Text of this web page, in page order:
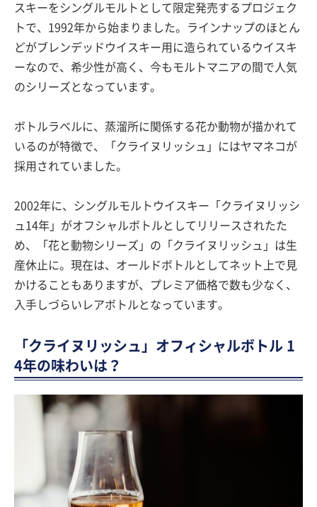
スキーをシングルモルトとして限定発売するプロジェク
トで、1992年から始まりました。ラインナップのほとん
どがブレンデッドウイスキー用に造られているウイスキ
ーなので、希少性が高く、今もモルトマニアの間で人気
のシリーズとなっています。
ボトルラベルに、蒸溜所に関係する花か動物が描かれて
いるのが特徴で、「クライヌリッシュ」にはヤマネコが
採用されていました。
2002年に、シングルモルトウイスキー「クライヌリッシ
ュ14年」がオフシャルボトルとしてリリースされたた
め、「花と動物シリーズ」の「クライヌリッシュ」は生
産休止に。現在は、オールドボトルとしてネット上で見
かけることもありますが、プレミア価格で数も少なく、
入手しづらいレアボトルとなっています。
「クライヌリッシュ」オフィシャルボトル 1
4年の味わいは？